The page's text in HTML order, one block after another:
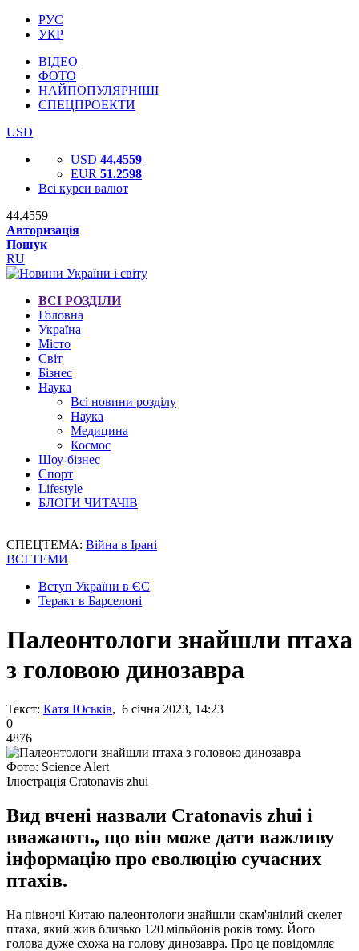
РУС
УКР
ВІДЕО
ФОТО
НАЙПОПУЛЯРНІШІ
СПЕЦПРОЕКТИ
USD
USD 44.4559
EUR 51.2598
Всі курси валют
44.4559
Авторизація
Пошук
RU
ВСІ РОЗДІЛИ
Головна
Україна
Місто
Світ
Бізнес
Наука
Всі новини розділу
Наука
Медицина
Космос
Шоу-бізнес
Спорт
Lifestyle
БЛОГИ ЧИТАЧІВ
СПЕЦТЕМА: Війна в Ірані
ВСІ ТЕМИ
Вступ України в ЄС
Теракт в Барселоні
Палеонтологи знайшли птаха
з головою динозавра
Текст: Катя Юськів, 6 січня 2023, 14:23
0
4876
Фото: Science Alert
Ілюстрація Cratonavis zhui
Вид вчені назвали Cratonavis zhui і
вважають, що він може дати важливу
інформацію про еволюцію сучасних
птахів.
На півночі Китаю палеонтологи знайшли скам'янілий скелет
птаха, який жив близько 120 мільйонів років тому. Його
голова дуже схожа на голову динозавра. Про це повідомляє